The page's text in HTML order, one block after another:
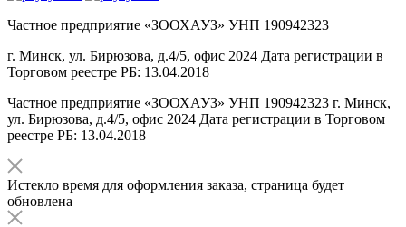
Частное предприятие «ЗООХАУЗ» УНП 190942323
г. Минск, ул. Бирюзова, д.4/5, офис 2024 Дата регистрации в
Торговом реестре РБ: 13.04.2018
Частное предприятие «ЗООХАУЗ» УНП 190942323 г. Минск,
ул. Бирюзова, д.4/5, офис 2024 Дата регистрации в Торговом
реестре РБ: 13.04.2018
Истекло время для оформления заказа, страница будет
обновлена